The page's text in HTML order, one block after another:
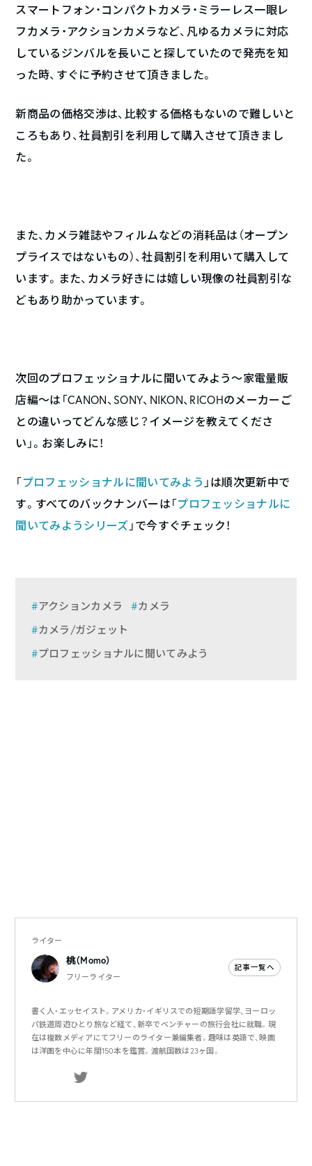
スマートフォン・コンパクトカメラ・ミラーレス一眼レ
フカメラ・アクションカメラなど、凡ゆるカメラに対応
しているジンバルを長いこと探していたので発売を知
った時、すぐに予約させて頂きました。
新商品の価格交渉は、比較する価格もないので難しいと
ころもあり、社員割引を利用して購入させて頂きまし
た。
また、カメラ雑誌やフィルムなどの消耗品は（オープン
プライスではないもの）、社員割引を利用いて購入して
います。また、カメラ好きには嬉しい現像の社員割引な
どもあり助かっています。
次回のプロフェッショナルに聞いてみよう〜家電量販
店編〜は「CANON、SONY、NIKON、RICOHのメーカーご
との違いってどんな感じ？イメージを教えてくださ
い」。お楽しみに！
「プロフェッショナルに聞いてみよう 」は順次更新中で
す。すべてのバックナンバーは「プロフェッショナルに
聞いてみようシリーズ 」で今すぐチェック！
アクションカメラ
カメラ
カメラ/ガジェット
プロフェッショナルに聞いてみよう
ライター
桃（Momo）
フリーライター
記事一覧へ
書く人・エッセイスト。アメリカ・イギリスでの短期語学留学、ヨーロッ
パ鉄道周遊ひとり旅など経て、新卒でベンチャーの旅行会社に就職。現
在は複数メディアにてフリーのライター兼編集者。趣味は英語で、映画
は洋画を中心に年間150本を鑑賞。渡航国数は23ヶ国。